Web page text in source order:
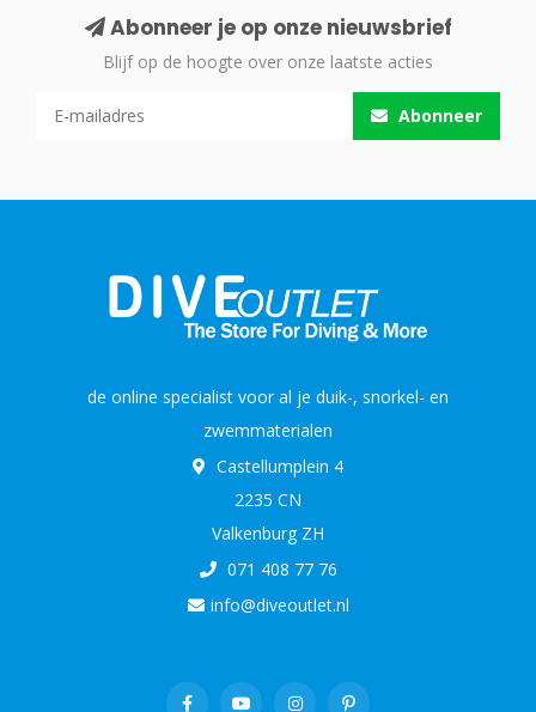
Abonneer je op onze nieuwsbrief
Blijf op de hoogte over onze laatste acties
Abonneer
de online specialist voor al je duik-, snorkel- en
zwemmaterialen
Castellumplein 4
2235 CN
Valkenburg ZH
071 408 77 76
info@diveoutlet.nl